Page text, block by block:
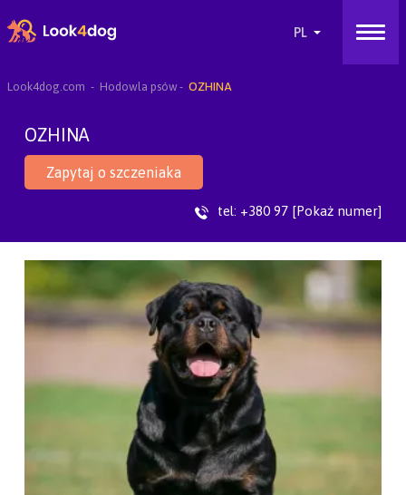
Look4dog.com Hodowla psów OZHINA
OZHINA
Zapytaj o szczeniaka
tel: +380 97 [Pokaż numer]